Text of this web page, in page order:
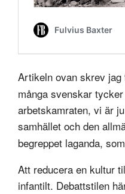
Artikeln ovan skrev jag
många svenskar
arbetskamraten, vi är
samhället och den
begreppet laganda,
Att reducera en kultur
infantilt. Debattstilen